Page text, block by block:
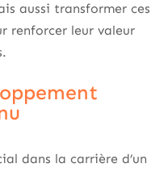
aussi transformer ces
renforcer leur valeur
dans la carrière d’un